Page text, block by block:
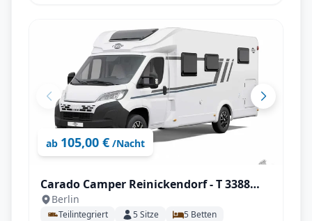
ab 105,00 € /Nacht
Carado Camper Reinickendorf - T 3388
Palmo Edition mit Solar uvm.
Berlin
Teilintegriert 5Sitze 5 Betten